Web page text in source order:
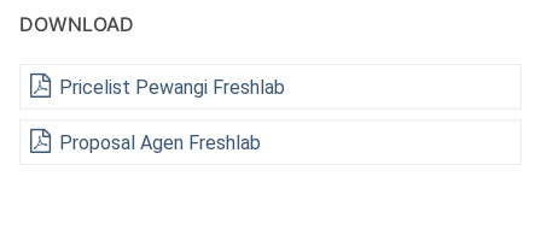
DOWNLOAD
Pricelist Pewangi Freshlab
Proposal Agen Freshlab